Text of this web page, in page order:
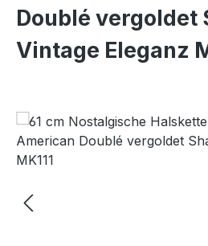
Doublé vergoldet
Vintage Eleganz